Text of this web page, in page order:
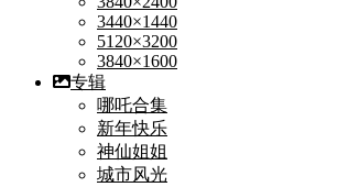
3440×1440
5120×3200
3840×1600
专辑
哪吒合集
新年快乐
神仙姐姐
城市风光